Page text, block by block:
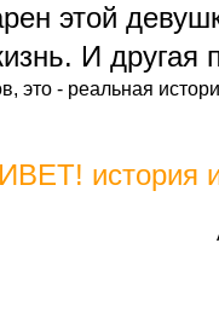
этой
И другая
это - реальная
история